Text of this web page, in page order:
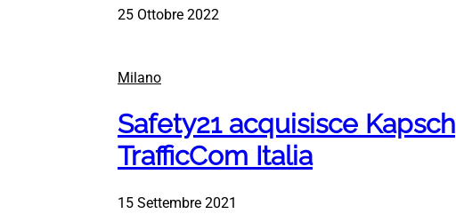
25 Ottobre 2022
Milano
Safety21 acquisisce Kapsch
TrafficCom Italia
15 Settembre 2021